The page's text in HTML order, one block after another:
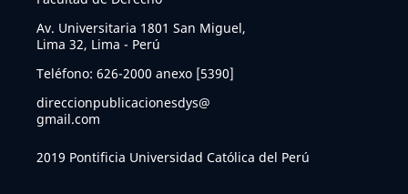
Av. Universitaria 1801 San Miguel,
Lima 32, Lima - Perú
Teléfono: 626-2000 anexo [5390]
direccionpublicacionesdys@
gmail.com
2019 Pontificia Universidad Católica del Perú